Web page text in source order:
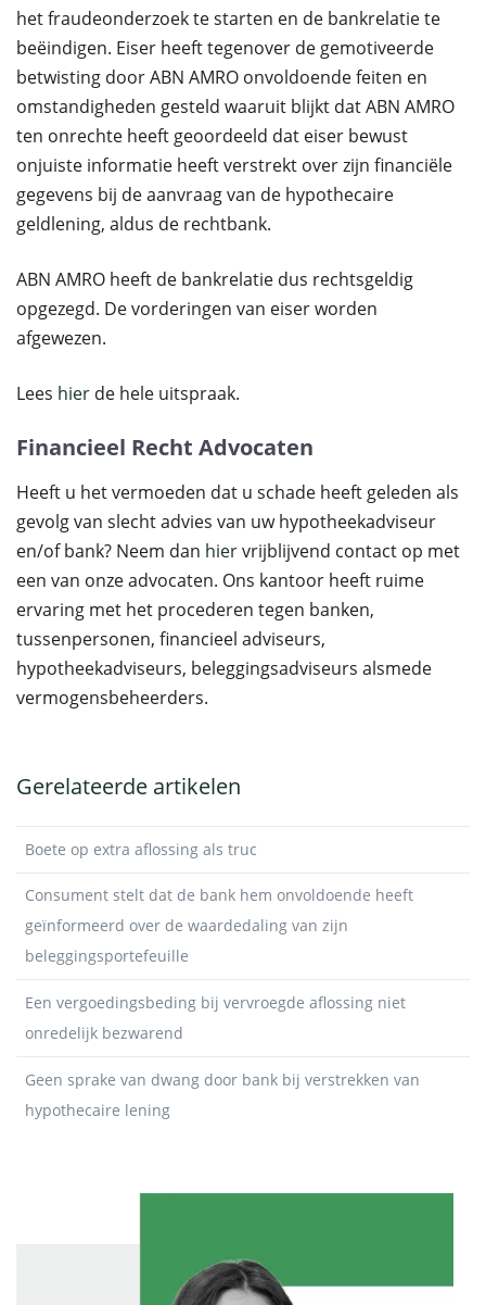
het fraudeonderzoek te starten en de bankrelatie te
beëindigen. Eiser heeft tegenover de gemotiveerde
betwisting door ABN AMRO onvoldoende feiten en
omstandigheden gesteld waaruit blijkt dat ABN AMRO
ten onrechte heeft geoordeeld dat eiser bewust
onjuiste informatie heeft verstrekt over zijn financiële
gegevens bij de aanvraag van de hypothecaire
geldlening, aldus de rechtbank.
ABN AMRO heeft de bankrelatie dus rechtsgeldig
opgezegd. De vorderingen van eiser worden
afgewezen.
Lees hier de hele uitspraak.
Financieel Recht Advocaten
Heeft u het vermoeden dat u schade heeft geleden als
gevolg van slecht advies van uw hypotheekadviseur
en/of bank? Neem dan hiervrijblijvend contact op met
een van onze advocaten. Ons kantoor heeft ruime
ervaring met het procederen tegen banken,
tussenpersonen, financieel adviseurs,
hypotheekadviseurs, beleggingsadviseurs alsmede
vermogensbeheerders.
Gerelateerde artikelen
Boete op extra aflossing als truc
Consument stelt dat de bank hem onvoldoende heeft
geïnformeerd over de waardedaling van zijn
beleggingsportefeuille
Een vergoedingsbeding bij vervroegde aflossing niet
onredelijk bezwarend
Geen sprake van dwang door bank bij verstrekken van
hypothecaire lening